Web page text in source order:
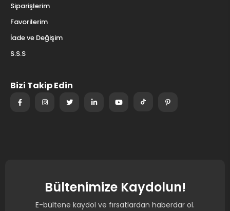
Siparişlerim
Favorilerim
İade ve Değişim
S.S.S
Bizi Takip Edin
Bültenimize Kaydolun!
E-bültene kaydol ve fırsatlardan haberdar ol.